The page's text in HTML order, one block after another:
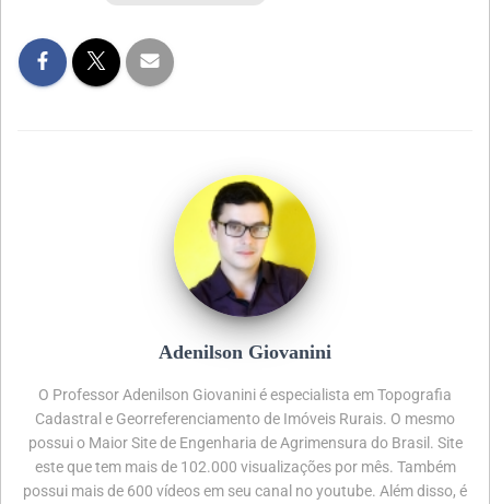
Adenilson Giovanini
O Professor Adenilson Giovanini é especialista em Topografia
Cadastral e Georreferenciamento de Imóveis Rurais. O mesmo
possui o Maior Site de Engenharia de Agrimensura do Brasil. Site
este que tem mais de 102.000 visualizações por mês. Também
possui mais de 600 vídeos em seu canal no youtube. Além disso, é